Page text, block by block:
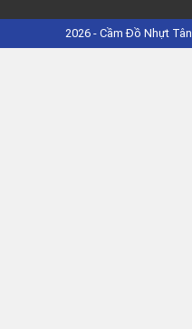
2026 - Cầm Đồ Nhựt Tân